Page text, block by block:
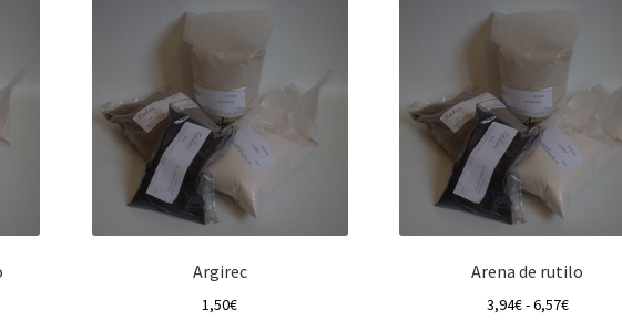
Argirec
1,50€
Arena de rutilo
3,94€-6,57€Rango